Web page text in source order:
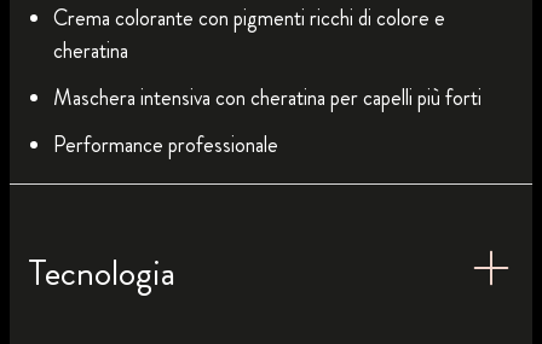
Crema colorante con pigmenti ricchi di colore e
cheratina
Maschera intensiva con cheratina per capelli più forti
Performance professionale
Tecnologia